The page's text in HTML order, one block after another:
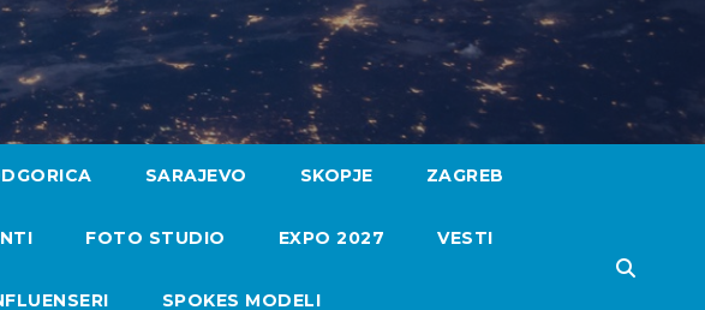
SARAJEVO SKOPJE ZAGREB
FOTO STUDIO EXPO 2027 VESTI
SPOKES MODELI